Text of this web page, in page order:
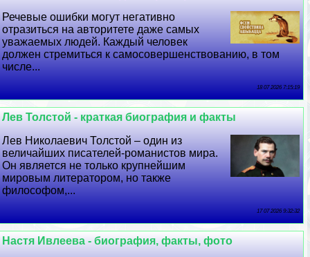
Речевые ошибки могут негативно
отразиться на авторитете даже самых
уважаемых людей. Каждый человек
должен стремиться к самосовершенствованию, в том
числе...
18 07 2026 7:15:19
Лев Толстой - краткая биография и факты
Лев Николаевич Толстой – один из
величайших писателей-романистов мира.
Он является не только крупнейшим
мировым литератором, но также
философом,...
17 07 2026 9:32:32
Настя Ивлеева - биография, факты, фото